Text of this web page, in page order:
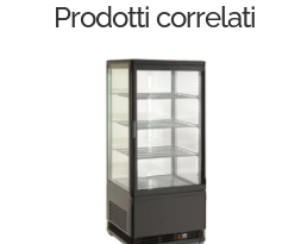
Prodotti correlati